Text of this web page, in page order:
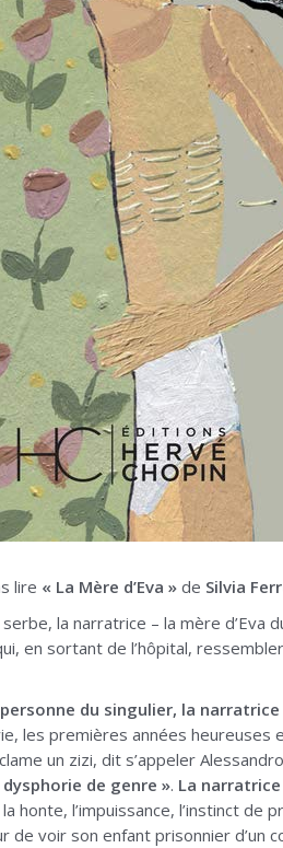
lire « La Mère d’Eva » de Silvia
serbe, la narratrice – la mère d’Eva
en sortant de l’hôpital,
du singulier, la
les premières années
un zizi, dit s’appeler
dysphorie de genre ». La
honte, l’impuissance, l’instinct
de voir son enfant prisonnier d’un